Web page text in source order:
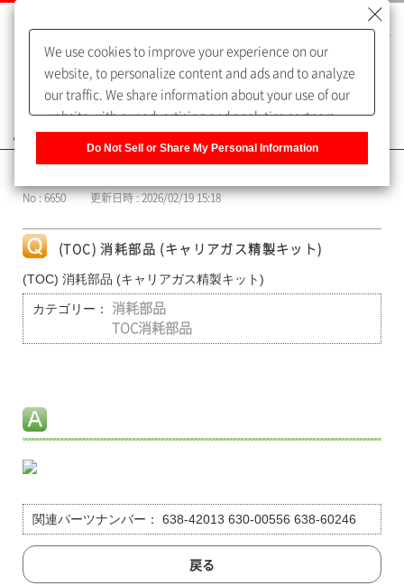
よくあるご質問（FAQ）
No : 6650 更新日時 : 2026/02/19 15:18
(TOC) 消耗部品 (キャリアガス精製キット)
(TOC) 消耗部品 (キャリアガス精製キット)
カテゴリー：
消耗部品
TOC消耗部品
関連パーツナンバー： 638-42013 630-00556 638-60246
戻る
We use cookies to improve your experience on our
website, to personalize content and ads and to analyze
our traffic. We share information about your use of our
website with our advertising and analytics partners,
of our sharing information about you with our partners.
Information] to customize your cookie settings on our
Do Not Sell or Share My Personal Information